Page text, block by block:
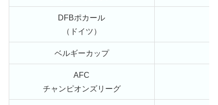
DFBポカール
（ドイツ）
ベルギーカップ
AFC
チャンピオンズリーグ